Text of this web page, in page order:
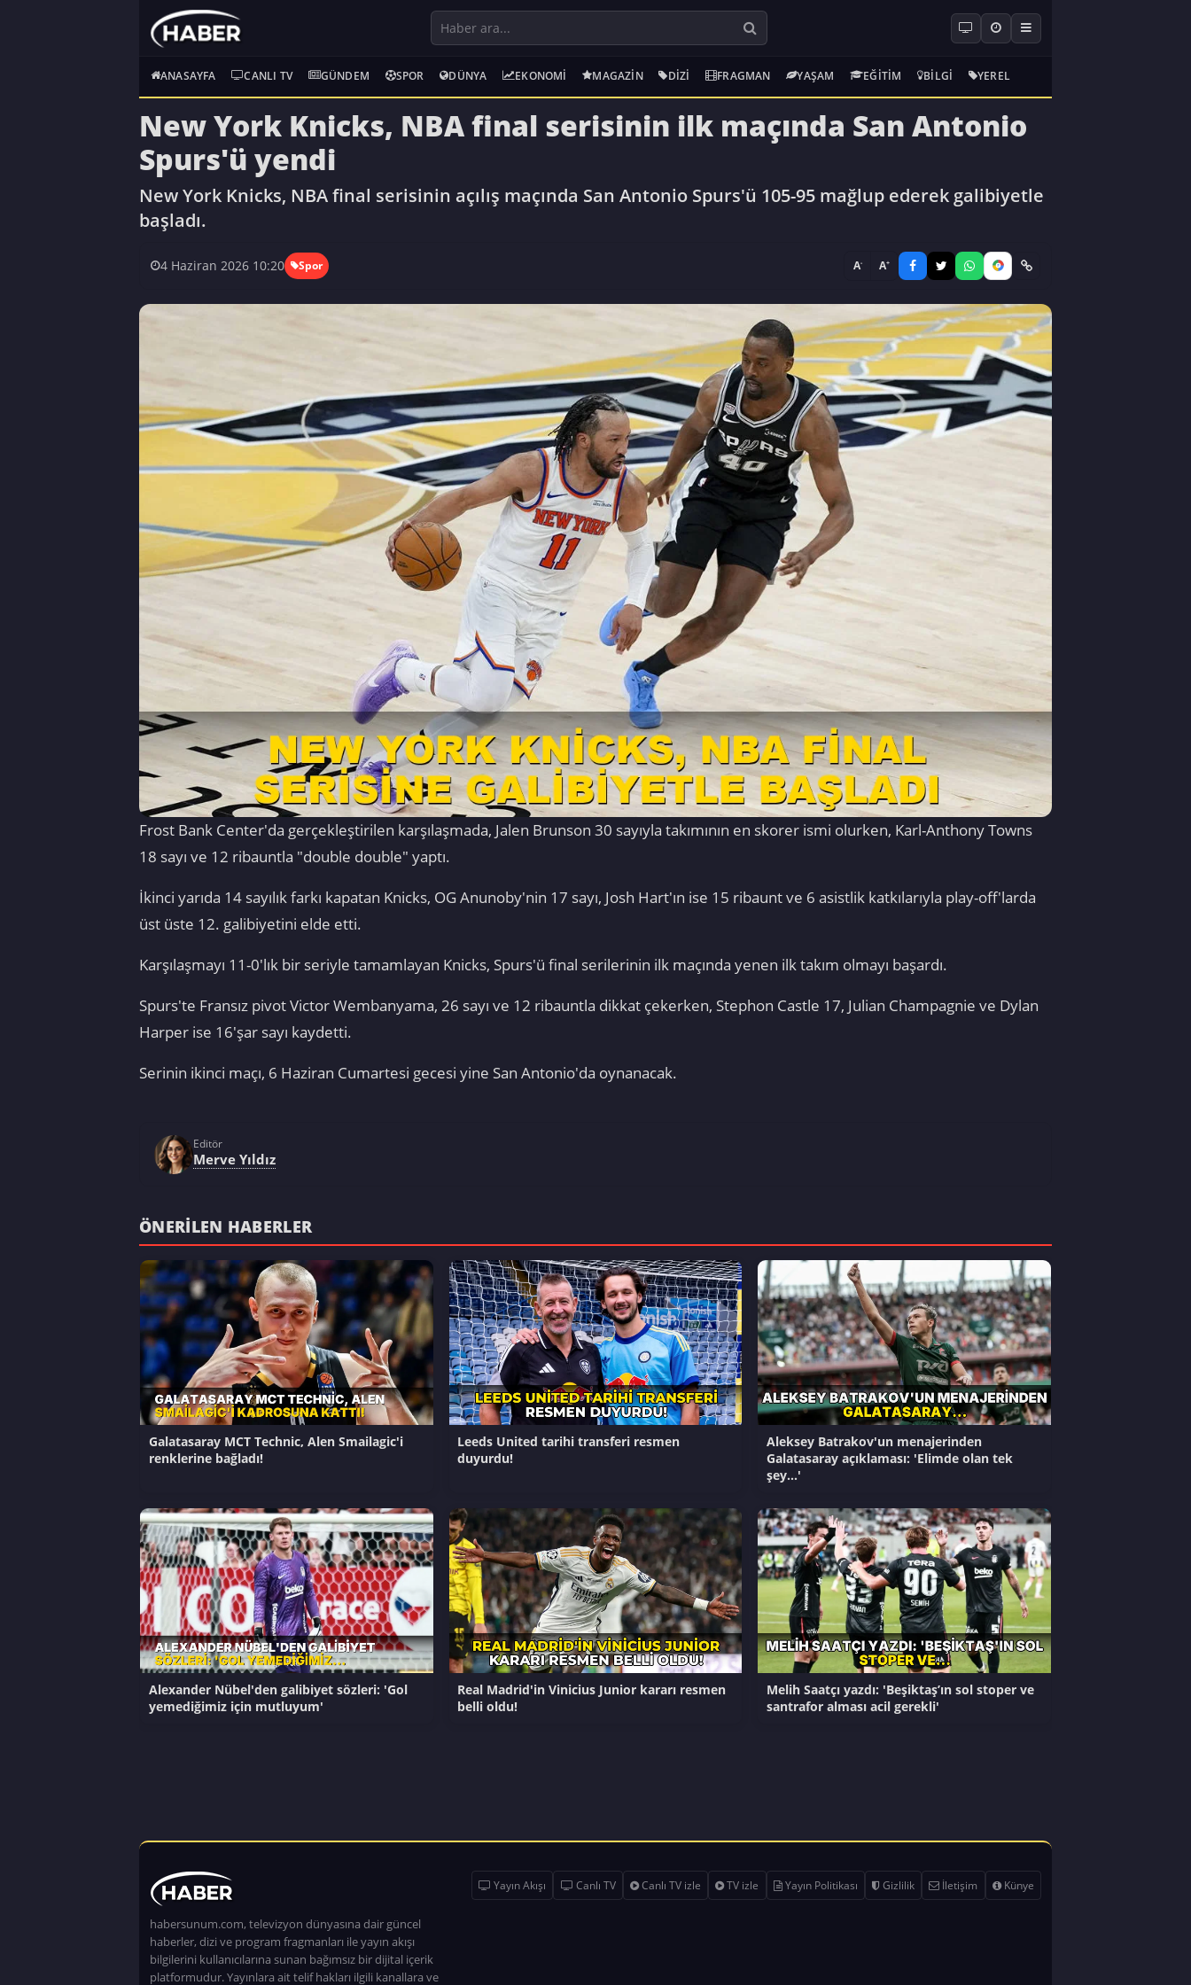
ANASAYFA CANLI TV GÜNDEM SPOR DÜNYA EKONOMI MAGAZIN DIZI FRAGMAN YAŞAM EĞITIM BILGI YEREL
New York Knicks, NBA final serisinin ilk maçında San Antonio
Spurs'ü yendi
New York Knicks, NBA final serisinin açılış maçında San Antonio Spurs'ü 105-95 mağlup ederek galibiyetle
başladı.
4 Haziran 2026 10:20 Spor A- A+
Frost Bank Center'da gerçekleştirilen karşılaşmada, Jalen Brunson 30 sayıyla takımının en skorer ismi olurken, Karl-Anthony Towns
18 sayı ve 12 ribauntla "double double" yaptı.
İkinci yarıda 14 sayılık farkı kapatan Knicks, OG Anunoby'nin 17 sayı, Josh Hart'ın ise 15 ribaunt ve 6 asistlik katkılarıyla play-off'larda
üst üste 12. galibiyetini elde etti.
Karşılaşmayı 11-0'lık bir seriyle tamamlayan Knicks, Spurs'ü final serilerinin ilk maçında yenen ilk takım olmayı başardı.
Spurs'te Fransız pivot Victor Wembanyama, 26 sayı ve 12 ribauntla dikkat çekerken, Stephon Castle 17, Julian Champagnie ve Dylan
Harper ise 16'şar sayı kaydetti.
Serinin ikinci maçı, 6 Haziran Cumartesi gecesi yine San Antonio'da oynanacak.
Editör
Merve Yıldız
ÖNERILEN HABERLER
Galatasaray MCT Technic, Alen Smailagic'i
renklerine bağladı!
Leeds United tarihi transferi resmen
duyurdu!
Aleksey Batrakov'un menajerinden
Galatasaray açıklaması: 'Elimde olan tek
şey...'
Alexander Nübel'den galibiyet sözleri: 'Gol
yemediğimiz için mutluyum'
Real Madrid'in Vinicius Junior kararı resmen
belli oldu!
Melih Saatçı yazdı: 'Beşiktaş’ın sol stoper ve
santrafor alması acil gerekli'
habersunum.com, televizyon dünyasına dair güncel
haberler, dizi ve program fragmanları ile yayın akışı
bilgilerini kullanıcılarına sunan bağımsız bir dijital içerik
platformudur. Yayınlara ait telif hakları ilgili kanallara ve
Yayın Akışı Canlı TV Canlı TV izle TV izle Yayın Politikası Gizlilik İletişim Künye